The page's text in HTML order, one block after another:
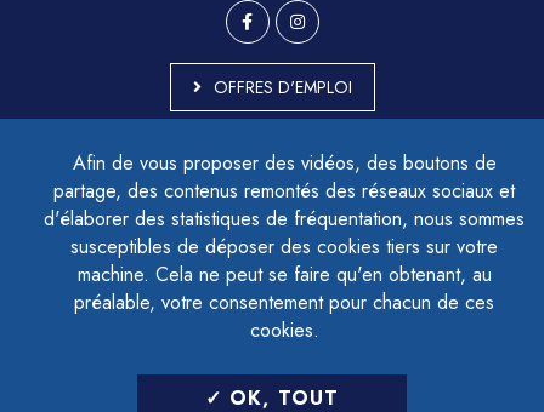
Afin de vous proposer des vidéos, des boutons de
partage, des contenus remontés des réseaux sociaux et
d'élaborer des statistiques de fréquentation, nous sommes
susceptibles de déposer des cookies tiers sur votre
machine. Cela ne peut se faire qu'en obtenant, au
préalable, votre consentement pour chacun de ces
cookies.
OK, TOUT
OFFRES D'EMPLOI
ACCESSIBILITÉ - PARTIELLEMENT CONFORME
PLAN DU SITE
MENTIONS LÉGALES
CONTACTER LE DÉLÉGUÉ À LA PROTECTION DES DONNÉES
GESTION DES COOKIES
LETTRE D'INFORMATION